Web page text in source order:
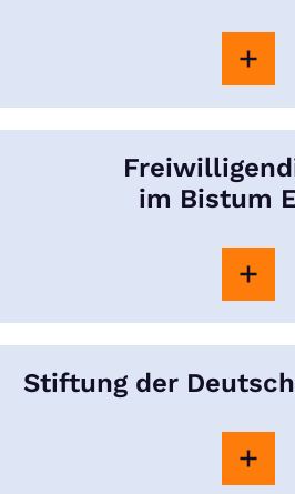
im Bistum
Stiftung der